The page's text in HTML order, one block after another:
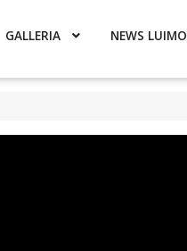
GALLERIA NEWS LUIMO